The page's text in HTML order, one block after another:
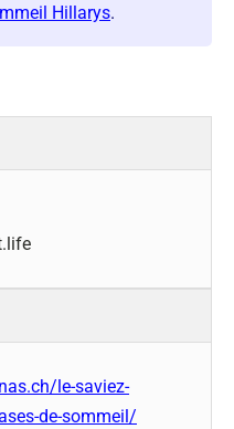
Hillarys.
le-saviez-
de-sommeil/